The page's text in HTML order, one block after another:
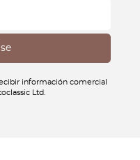
información comercial
Ltd.